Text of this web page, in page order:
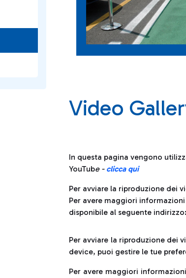
Video
In questa pagina vengono
YouTube - clicca qui
Per avviare la riproduzione dei
Per avere maggiori
disponibile al seguente indirizzo:
Per avviare la riproduzione dei
device, puoi gestire le tue
Per avere maggiori